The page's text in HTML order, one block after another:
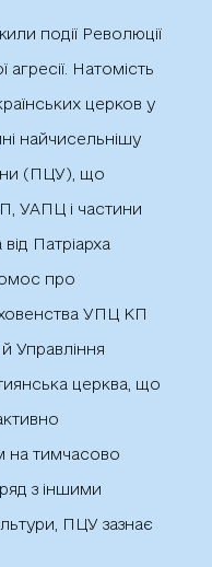
події Революції
агресії. Натомість
церков у
найчисельнішу
(ПЦУ), що
УАПЦ і частини
Патріарха
про
УПЦ КП
Управління
церква, що
на тимчасово
з іншими
ПЦУ зазнає